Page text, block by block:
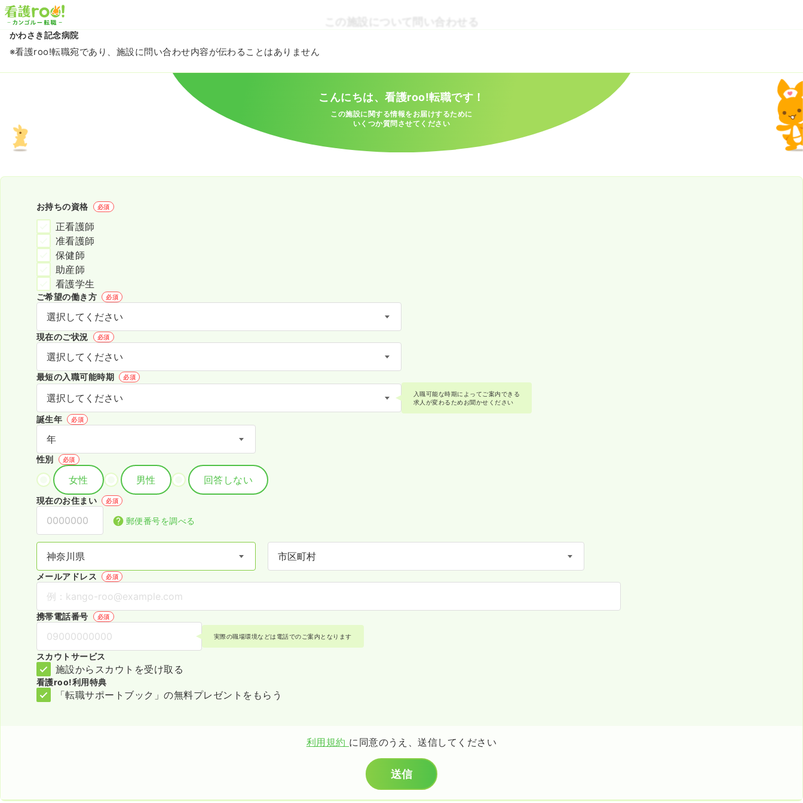
この施設について問い合わせる
かわさき記念病院
※看護roo!転職宛であり、施設に問い合わせ内容が伝わることはありません
こんにちは、看護roo!転職です！
この施設に関する情報をお届けするために
いくつか質問させてください
お持ちの資格 必須
正看護師
准看護師
保健師
助産師
看護学生
ご希望の働き方 必須
現在のご状況 必須
最短の入職可能時期 必須
入職可能な時期によってご案内できる
求人が変わるためお聞かせください
誕生年 必須
性別 必須
女性 男性 回答しない
現在のお住まい 必須
郵便番号を調べる
メールアドレス 必須
携帯電話番号 必須
実際の職場環境などは電話でのご案内となります
スカウトサービス
施設からスカウトを受け取る
看護roo!利用特典
「転職サポートブック」の無料プレゼントをもらう
利用規約 に同意のうえ、送信してください
送信